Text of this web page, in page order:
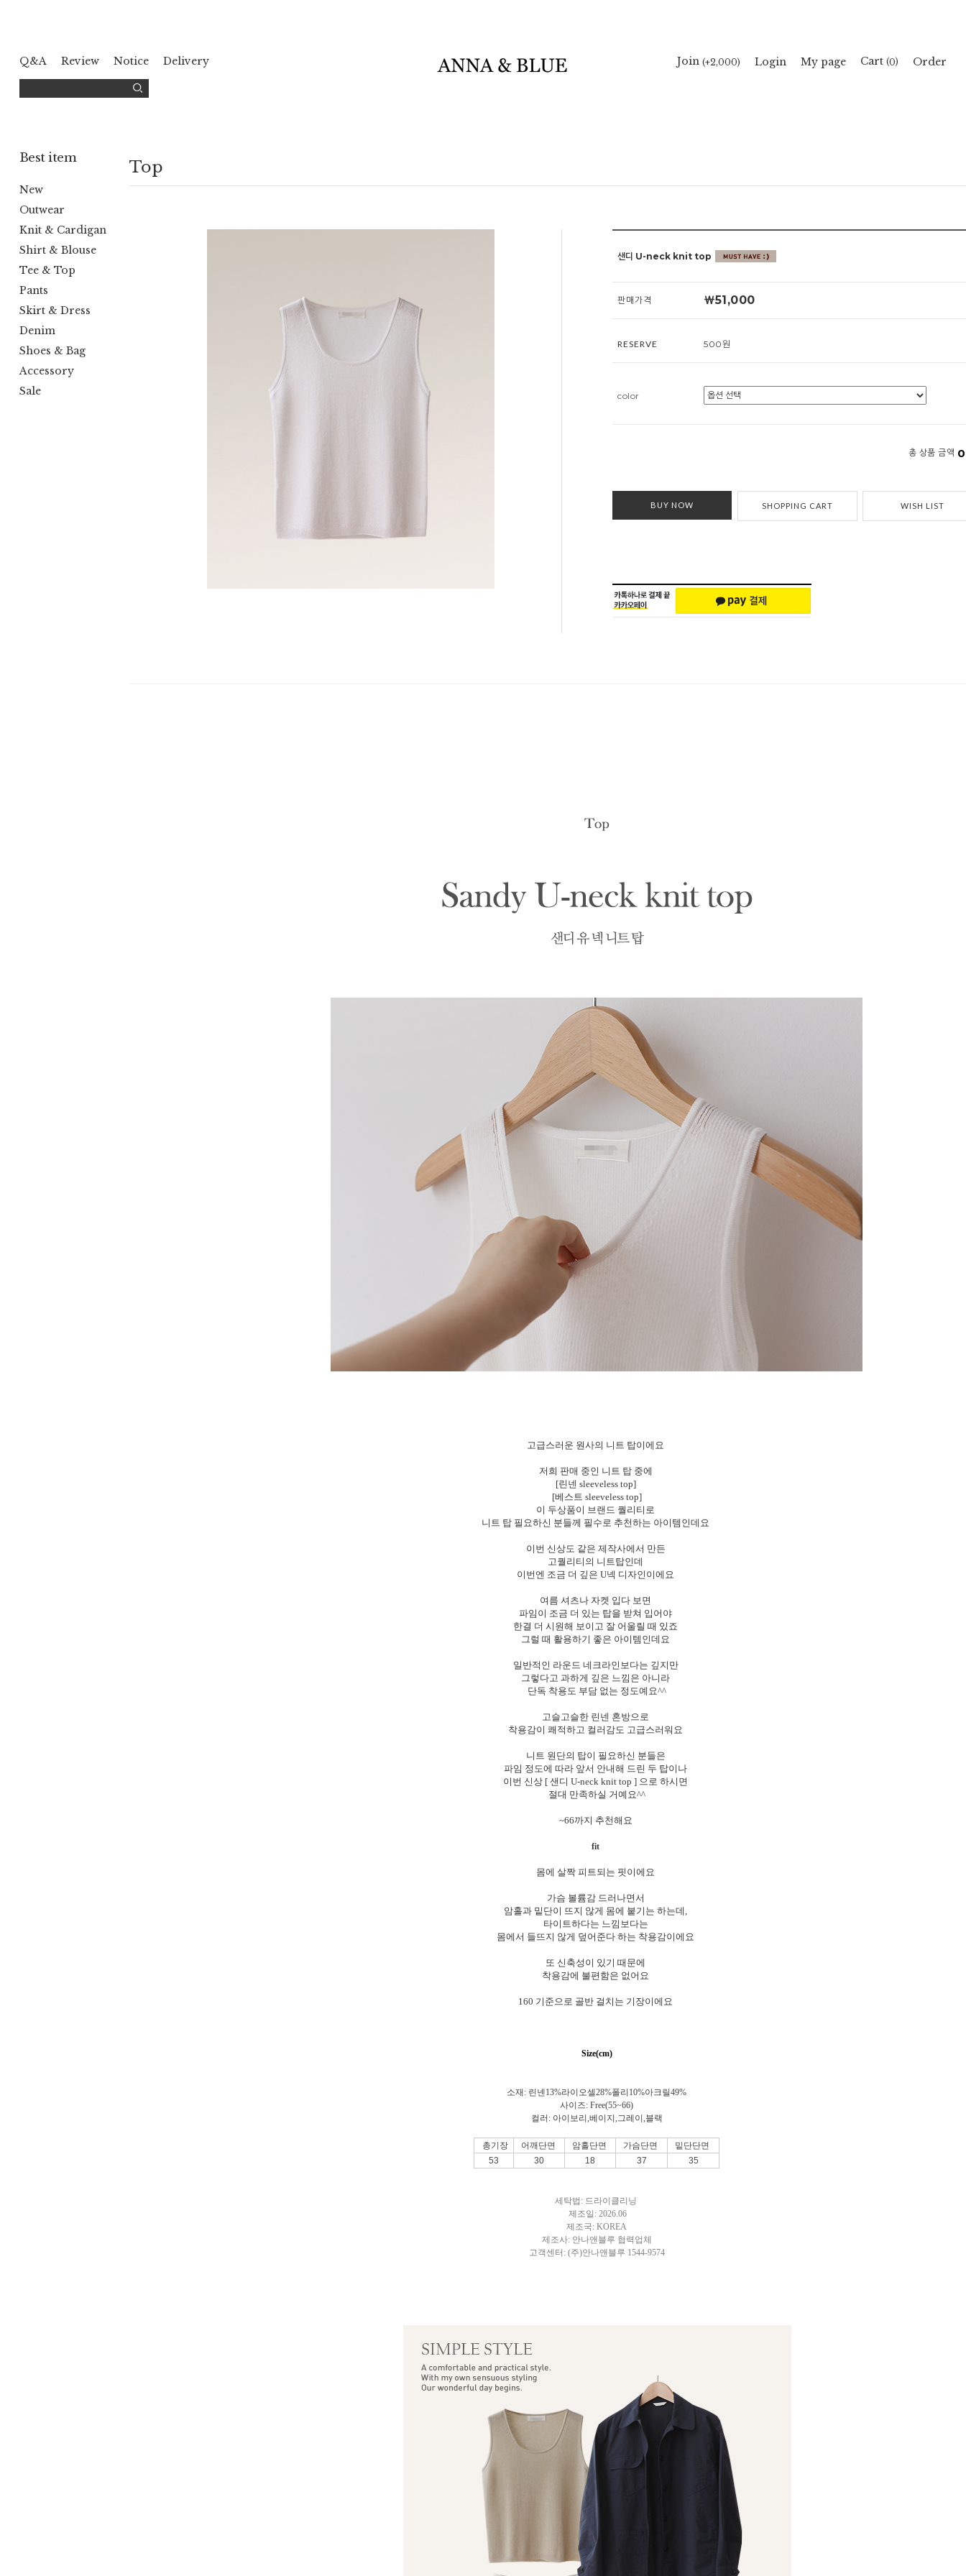
Q&A Review Notice Delivery Join(+2,000) Login My page Cart(0) Order
Best item
New
Outwear
Knit & Cardigan
Shirt & Blouse
Tee & Top
Pants
Skirt & Dress
Denim
Shoes & Bag
Accessory
Sale
Top
샌디 U-neck knit top
판매가격 ￦51,000
RESERVE 500원
color
총 상품 금액 0
BUY NOW SHOPPING CART WISH LIST
고급스러운 원사의 니트 탑이에요
저희 판매 중인 니트 탑 중에
[린넨 sleeveless top]
[베스트 sleeveless top]
이 두상품이 브랜드 퀄리티로
니트 탑 필요하신 분들께 필수로 추천하는 아이템인데요
이번 신상도 같은 제작사에서 만든
고퀄리티의 니트탑인데
이번엔 조금 더 깊은 U넥 디자인이에요
여름 셔츠나 자켓 입다 보면
파임이 조금 더 있는 탑을 받쳐 입어야
한결 더 시원해 보이고 잘 어울릴 때 있죠
그럴 때 활용하기 좋은 아이템인데요
일반적인 라운드 네크라인보다는 깊지만
그렇다고 과하게 깊은 느낌은 아니라
단독 착용도 부담 없는 정도예요^^
고슬고슬한 린넨 혼방으로
착용감이 쾌적하고 컬러감도 고급스러워요
니트 원단의 탑이 필요하신 분들은
파임 정도에 따라 앞서 안내해 드린 두 탑이나
이번 신상 [ 샌디 U-neck knit top ] 으로 하시면
절대 만족하실 거예요^^
~66까지 추천해요
fit
몸에 살짝 피트되는 핏이에요
가슴 볼륨감 드러나면서
암홀과 밑단이 뜨지 않게 몸에 붙기는 하는데,
타이트하다는 느낌보다는
몸에서 들뜨지 않게 덮어준다 하는 착용감이에요
또 신축성이 있기 때문에
착용감에 불편함은 없어요
160 기준으로 골반 걸치는 기장이에요
Size(cm)
소재: 린넨13%라이오셀28%폴리10%아크릴49%
사이즈: Free(55~66)
컬러: 아이보리,베이지,그레이,블랙
총기장 어깨단면 암홀단면 가슴단면
밑단단면
53
30 18 37 35
세탁법: 드라이클리닝
제조일: 2026.06
제조국: KOREA
제조사: 안나앤블루 협력업체
고객센터: (주)안나앤블루 1544-9574